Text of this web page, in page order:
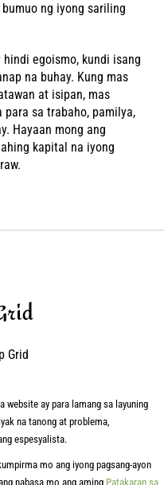
ng iyong sariling
egoismo, kundi isang
na buhay. Kung mas
at isipan, mas
para sa trabaho, pamilya,
Hayaan mong ang
kapital na iyong
Grid
website ay para lamang sa layuning
na tanong at problema,
espesyalista.
mo ang iyong pagsang-ayon
nabasa mo ang aming Patakaran sa